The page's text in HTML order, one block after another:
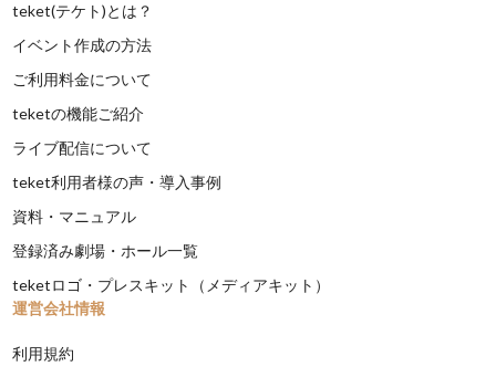
teket(テケト)とは？
イベント作成の方法
ご利用料金について
teketの機能ご紹介
ライブ配信について
teket利用者様の声・導入事例
資料・マニュアル
登録済み劇場・ホール一覧
teketロゴ・プレスキット（メディアキット）
運営会社情報
利用規約